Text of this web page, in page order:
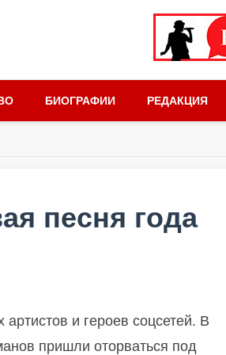
БИОГРАФИИ РЕДАКЦИЯ
песня года
и героев соцсетей. В
пришли оторваться под